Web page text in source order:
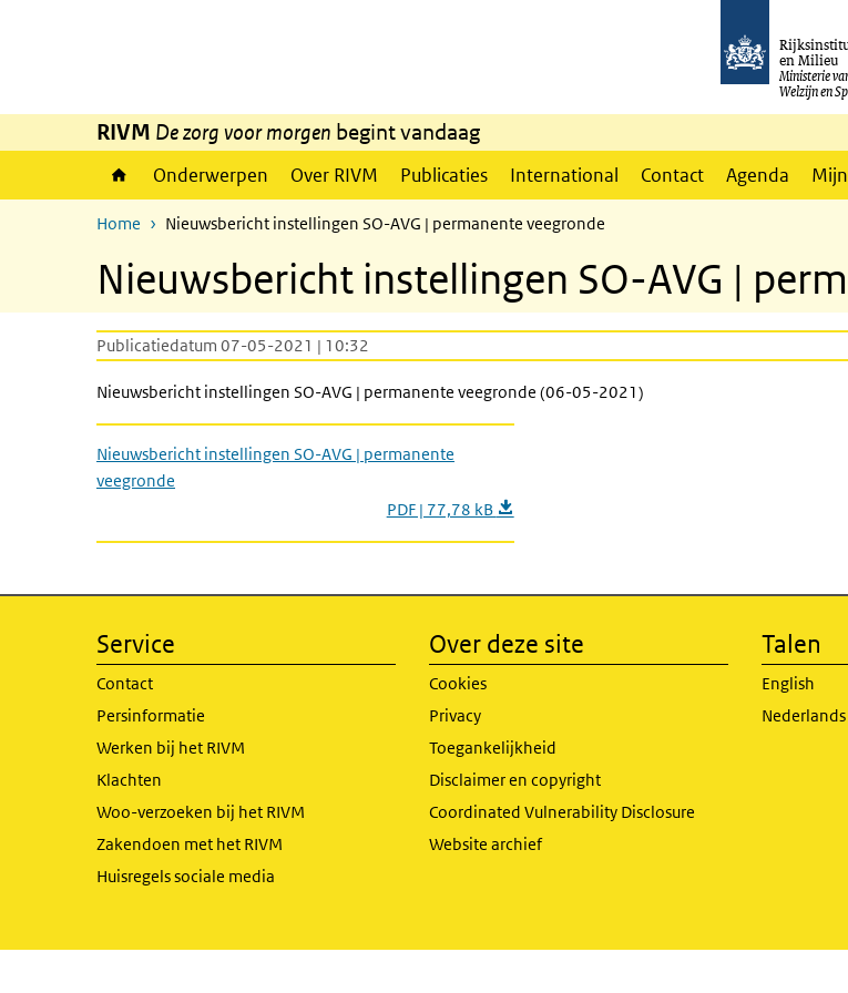
en Milieu
Ministerie
Welzijn en
RIVM De zorg voor morgen begint vandaag
Onderwerpen Over RIVM Publicaties International Contact Agenda
Home Nieuwsbericht instellingen SO-AVG | permanente veegronde
Nieuwsbericht instellingen SO-AVG |
Publicatiedatum 07-05-2021 | 10:32
Nieuwsbericht instellingen SO-AVG | permanente veegronde (06-05-2021)
Nieuwsbericht instellingen SO-AVG | permanente
veegronde
PDF | 77,78 kB
Service
Contact
Persinformatie
Werken bij het RIVM
Klachten
Woo-verzoeken bij het RIVM
Zakendoen met het RIVM
Huisregels sociale media
Over deze site
Cookies
Privacy
Toegankelijkheid
Disclaimer en copyright
Coordinated Vulnerability Disclosure
Website archief
Talen
English
Nederlands